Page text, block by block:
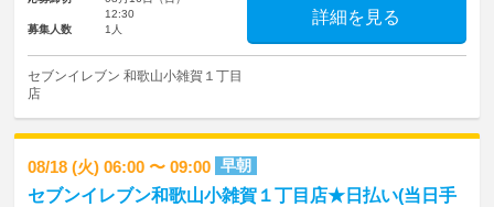
12:30
募集人数
1人
詳細を見る
セブンイレブン 和歌山小雑賀１丁目
店
08/18 (火) 06:00 〜 09:00 早朝
セブンイレブン和歌山小雑賀１丁目店★日払い(当日手